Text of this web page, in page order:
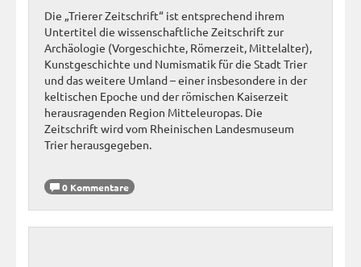
Die „Trierer Zeitschrift“ ist entsprechend ihrem
Untertitel die wissenschaftliche Zeitschrift zur
Archäologie (Vorgeschichte, Römerzeit, Mittelalter),
Kunstgeschichte und Numismatik für die Stadt Trier
und das weitere Umland – einer insbesondere in der
keltischen Epoche und der römischen Kaiserzeit
herausragenden Region Mitteleuropas. Die
Zeitschrift wird vom Rheinischen Landesmuseum
Trier herausgegeben.
0 Kommentare